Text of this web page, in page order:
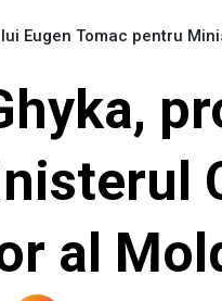
Eugen Tomac pentru
al